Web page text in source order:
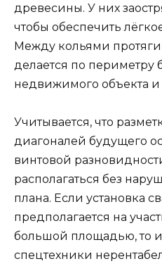
древесины. У них
чтобы обеспечить
Между кольями
делается по периметру
недвижимого объекта
Учитывается, что
диагоналей будущего
винтовой
располагаться без
плана. Если установка
предполагается на
большой площадью, то
спецтехники